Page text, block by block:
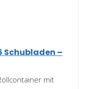
Schubladen –
mit